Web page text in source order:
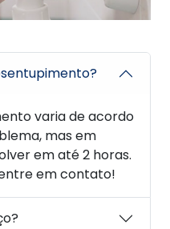
varia de acordo
mas em
em até 2 horas.
em contato!